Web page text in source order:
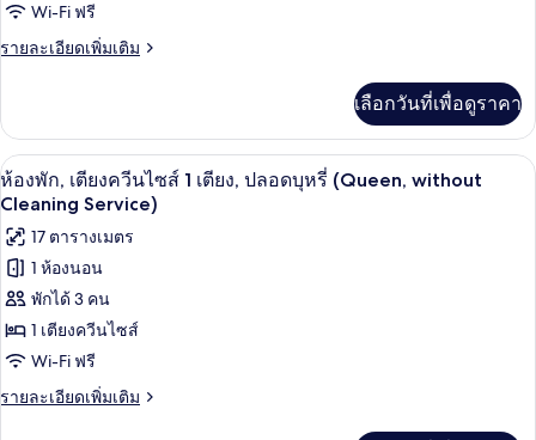
ห้อง
พัก
at
Check-
In
by
hotel)
Wi-Fi ฟรี
รายละเอียดเพิ่มเติม
ราย
เกี่ยว
กับ
ห้อง
พัก
Selected
at
Check-
In
by
เลือกวันที่เพื่อดูราคา
เปิด
ภาพถ่าย
ทั้งหมด
ของ
ห้อง
พัก,
ควีน
ผ้านวมขนเป็ด, ตู้นิรภัยในห้องพัก, โต๊ะ
7
ห้องพัก, เตียงควีนไซส์ 1 เตียง, ปลอดบุหรี่ (Queen, without
Cleaning Service)
17 ตารางเมตร
1 ห้องนอน
พักได้ 3 คน
1 เตียงควีนไซส์
Wi-Fi ฟรี
รายละเอียดเพิ่มเติม
ราย